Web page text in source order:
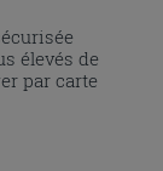
élevés de
par carte